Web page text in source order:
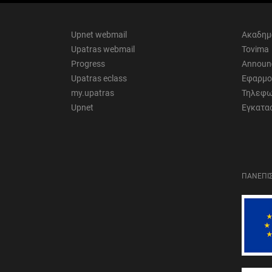
Upnet webmail
Upatras webmail
Progress
Upatras eclass
my.upatras
Upnet
Tovima